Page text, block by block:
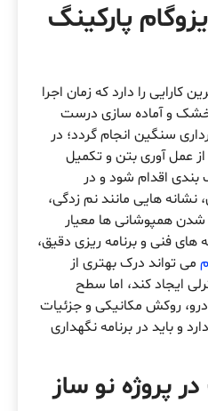
پارکینگ
کارایی را دارد که زمان اجرا
خشک و آماده سازی درست
سنگین انجام گردد؛ در
عمل آوری بتن و تکمیل
اقدام شود و در
نشانه هایی مانند نم زدگی،
همپوشانی ها معیار
فنی و برنامه ریزی دقیق،
می تواند درک بهتری از
ایجاد کند، اما سطح
روکش مکانیکی و جزئیات
و باید در برنامه نگهداری
پروژه نو ساز